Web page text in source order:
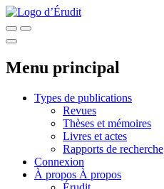
Menu principal
Types de publications
Revues
Thèses et mémoires
Livres et actes
Rapports de recherche
Connexion
À propos À propos